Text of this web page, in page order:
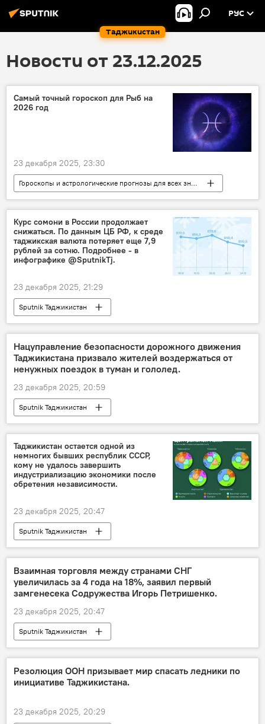
Таджикистан
РУС
Новости от 23.12.2025
Самый точный гороскоп для Рыб на
2026 год
23 декабря 2025, 23:30
Гороскопы и астрологические прогнозы для всех знаков зодиака на 2026 год
знаки Зодиака
Курс сомони в России продолжает
снижаться. По данным ЦБ РФ, к среде
таджикская валюта потеряет еще 7,9
рублей за сотню. Подробнее - в
инфографике @SputnikTj.
23 декабря 2025, 21:29
Sputnik Таджикистан
Нацуправление безопасности дорожного движения
Таджикистана призвало жителей воздержаться от
ненужных поездок в туман и гололед.
23 декабря 2025, 20:59
Sputnik Таджикистан
Таджикистан остается одной из
немногих бывших республик СССР,
кому не удалось завершить
индустриализацию экономики после
обретения независимости.
23 декабря 2025, 20:47
Sputnik Таджикистан
Взаимная торговля между странами СНГ
увеличилась за 4 года на 18%, заявил первый
замгенесека Содружества Игорь Петришенко.
23 декабря 2025, 20:47
Sputnik Таджикистан
Резолюция ООН призывает мир спасать ледники по
инициативе Таджикистана.
23 декабря 2025, 20:29